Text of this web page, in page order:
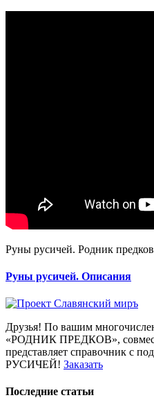
Руны русичей. Родник предков
Руны русичей. Описания
Друзья! По вашим
«РОДНИК ПРЕДКОВ»,
представляет справочник с
РУСИЧЕЙ! Заказать
Последние статьи